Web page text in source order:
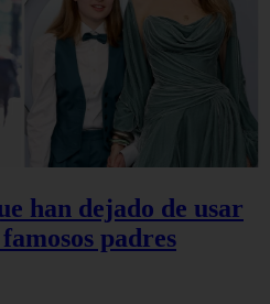
han dejado de usar
padres